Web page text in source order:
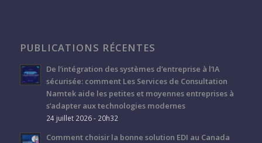
PUBLICATIONS RÉCENTES
De l’intégration des systèmes d’entreprise à l’IA
sécurisée: comment Les Services de Consultation
Namtek aide les petites et moyennes entreprises à
s’adapter aux technologies modernes
24 juillet 2026 - 20h32
Comment choisir la bonne solution EDI au Canada